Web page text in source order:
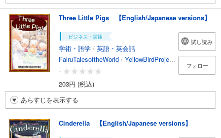
Three Little Pigs 【English/Japanese versions】
ビジネス・実用
学術・語学 / 英語・英会話
FairuTalesoftheWorld / YellowBirdProject /Chihiro/
-
203円 (税込)
試し読み
フォロー
あらすじを表示する
Cinderella 【English/Japanese versions】